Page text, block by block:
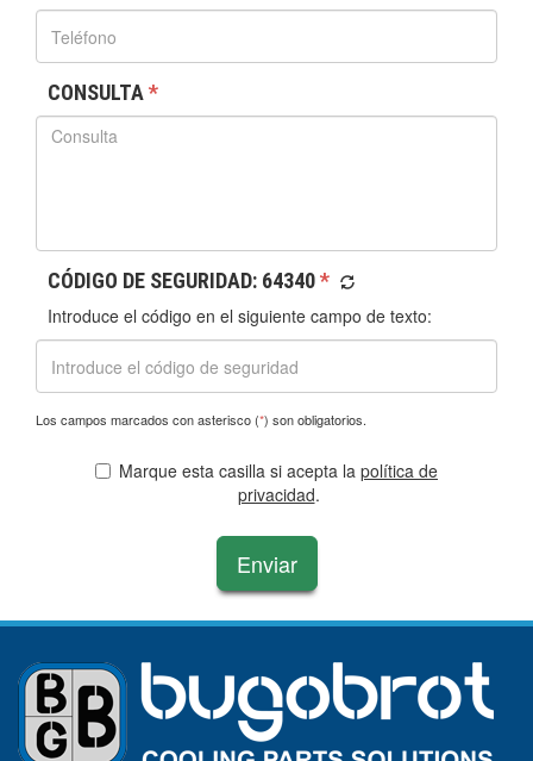
CONSULTA*
CÓDIGO DE SEGURIDAD: 64340*
Introduce el código en el siguiente campo de texto:
Los campos marcados con asterisco (*) son obligatorios.
Marque esta casilla si acepta la política de
privacidad.
Enviar